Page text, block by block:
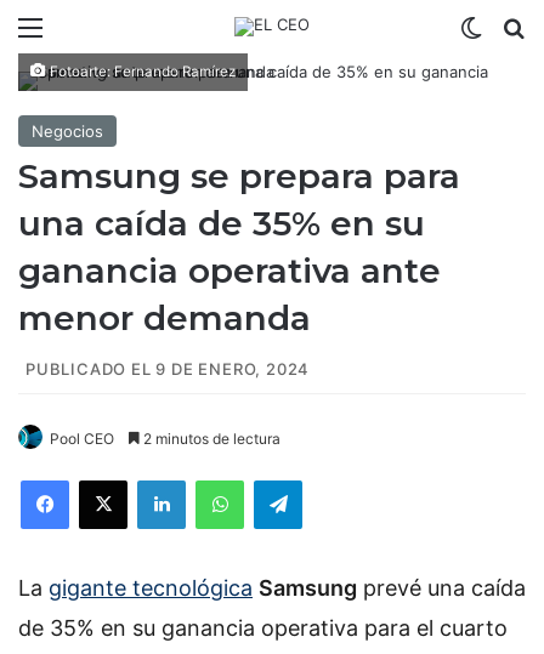
Fotoarte: Fernando Ramírez
Negocios
Samsung se prepara para
una caída de 35% en su
ganancia operativa ante
menor demanda
PUBLICADO EL 9 DE ENERO, 2024
Pool CEO 2 minutos de lectura
La gigante tecnológica Samsung prevé una caída
de 35% en su ganancia operativa para el cuarto